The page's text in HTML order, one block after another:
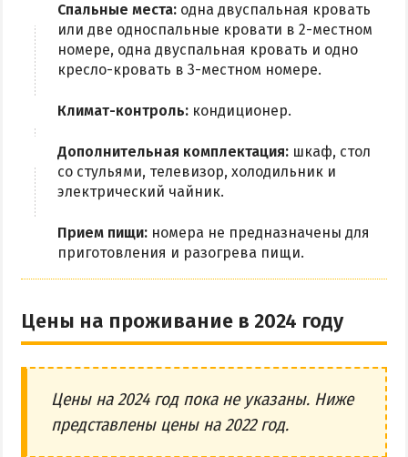
Спальные места: одна двуспальная кровать
или две односпальные кровати в 2-местном
номере, одна двуспальная кровать и одно
кресло-кровать в 3-местном номере.
Климат-контроль: кондиционер.
Дополнительная комплектация: шкаф, стол
со стульями, телевизор, холодильник и
электрический чайник.
Прием пищи: номера не предназначены для
приготовления и разогрева пищи.
Цены на проживание в 2024 году
Цены на 2024 год пока не указаны. Ниже
представлены цены на 2022 год.